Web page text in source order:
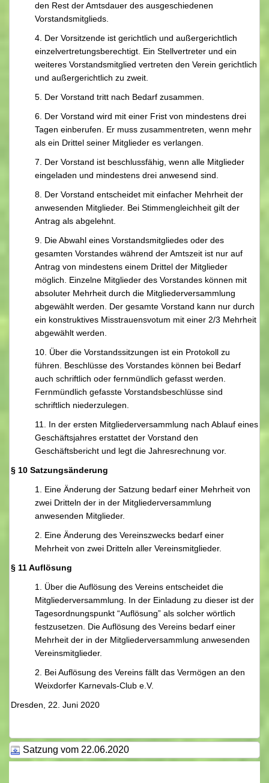
den Rest der Amtsdauer des ausgeschiedenen
Vorstandsmitglieds.
4. Der Vorsitzende ist gerichtlich und außergerichtlich
einzelvertretungsberechtigt. Ein Stellvertreter und ein
weiteres Vorstandsmitglied vertreten den Verein gerichtlich
und außergerichtlich zu zweit.
5. Der Vorstand tritt nach Bedarf zusammen.
6. Der Vorstand wird mit einer Frist von mindestens drei
Tagen einberufen. Er muss zusammentreten, wenn mehr
als ein Drittel seiner Mitglieder es verlangen.
7. Der Vorstand ist beschlussfähig, wenn alle Mitglieder
eingeladen und mindestens drei anwesend sind.
8. Der Vorstand entscheidet mit einfacher Mehrheit der
anwesenden Mitglieder. Bei Stimmengleichheit gilt der
Antrag als abgelehnt.
9. Die Abwahl eines Vorstandsmitgliedes oder des
gesamten Vorstandes während der Amtszeit ist nur auf
Antrag von mindestens einem Drittel der Mitglieder
möglich. Einzelne Mitglieder des Vorstandes können mit
absoluter Mehrheit durch die Mitgliederversammlung
abgewählt werden. Der gesamte Vorstand kann nur durch
ein konstruktives Misstrauensvotum mit einer 2/3 Mehrheit
abgewählt werden.
10. Über die Vorstandssitzungen ist ein Protokoll zu
führen. Beschlüsse des Vorstandes können bei Bedarf
auch schriftlich oder fernmündlich gefasst werden.
Fernmündlich gefasste Vorstandsbeschlüsse sind
schriftlich niederzulegen.
11. In der ersten Mitgliederversammlung nach Ablauf eines
Geschäftsjahres erstattet der Vorstand den
Geschäftsbericht und legt die Jahresrechnung vor.
§ 10 Satzungsänderung
1. Eine Änderung der Satzung bedarf einer Mehrheit von
zwei Dritteln der in der Mitgliederversammlung
anwesenden Mitglieder.
2. Eine Änderung des Vereinszwecks bedarf einer
Mehrheit von zwei Dritteln aller Vereinsmitglieder.
§ 11 Auflösung
1. Über die Auflösung des Vereins entscheidet die
Mitgliederversammlung. In der Einladung zu dieser ist der
Tagesordnungspunkt “Auflösung” als solcher wörtlich
festzusetzen. Die Auflösung des Vereins bedarf einer
Mehrheit der in der Mitgliederversammlung anwesenden
Vereinsmitglieder.
2. Bei Auflösung des Vereins fällt das Vermögen an den
Weixdorfer Karnevals-Club e.V.
Dresden, 22. Juni 2020
Satzung vom 22.06.2020